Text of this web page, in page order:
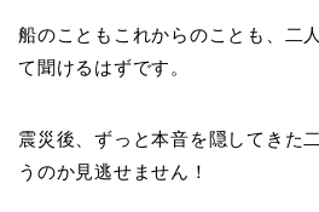
船のこともこれからのことも、二
て聞けるはずです。
震災後、ずっと本音を隠してきた
うのか見逃せません！